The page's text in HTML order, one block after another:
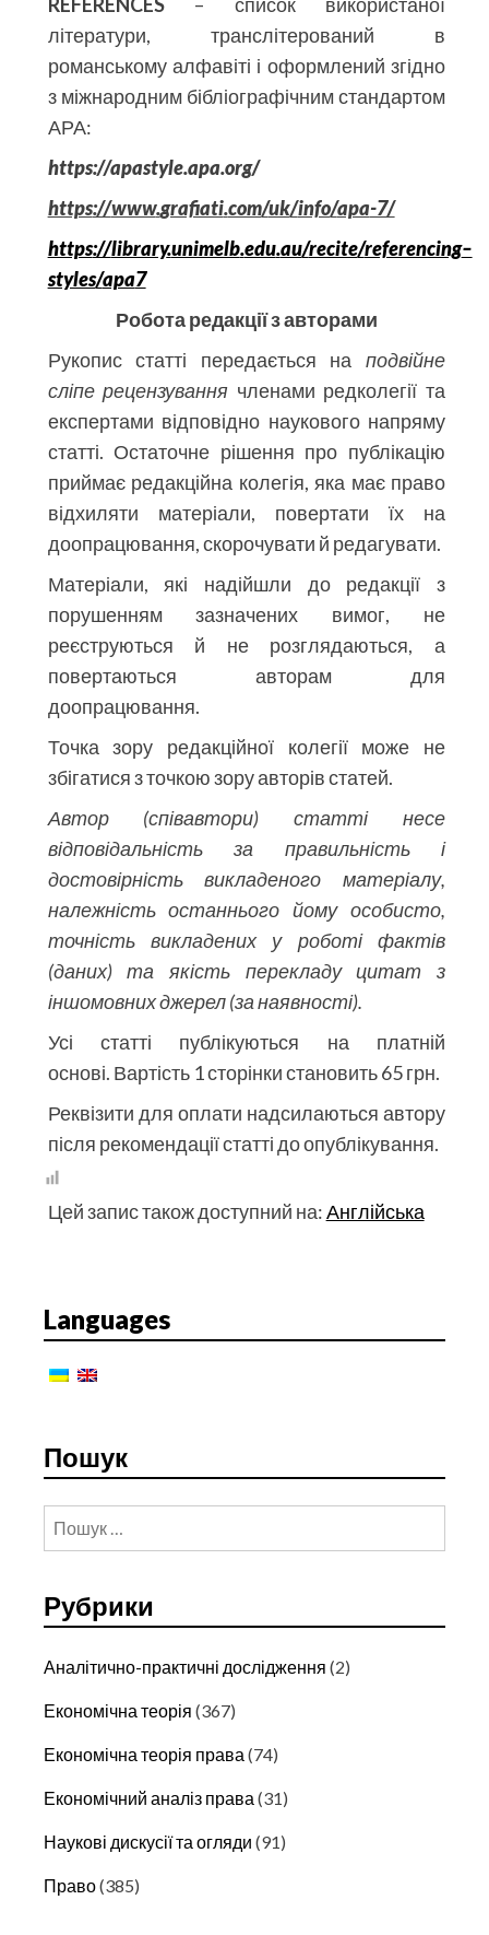
літератури, транслітерований в
романському алфавіті і оформлений згідно
з міжнародним бібліографічним стандартом
АРА:
https://apastyle.apa.org/
https://www.grafiati.com/uk/info/apa-7/
https://library.unimelb.edu.au/recite/referencing–
styles/apa7
Робота редакції з авторами
Рукопис статті передається на подвійне
сліпе рецензування членами редколегії та
експертами відповідно наукового напряму
статті. Остаточне рішення про публікацію
приймає редакційна колегія, яка має право
відхиляти матеріали, повертати їх на
доопрацювання, скорочувати й редагувати.
Матеріали, які надійшли до редакції з
порушенням зазначених вимог, не
реєструються й не розглядаються, а
повертаються авторам для
доопрацювання.
Точка зору редакційної колегії може не
збігатися з точкою зору авторів статей.
Автор (співавтори) статті несе
відповідальність за правильність і
достовірність викладеного матеріалу,
належність останнього йому особисто,
точність викладених у роботі фактів
(даних) та якість перекладу цитат з
іншомовних джерел (за наявності).
Усі статті публікуються на платній
основі. Вартість 1 сторінки становить 65 грн.
Реквізити для оплати надсилаються автору
після рекомендації статті до опублікування.
Цей запис також доступний на:Англійська
Languages
Пошук
Пошук:
Рубрики
Аналітично-практичні дослідження (2)
Економічна теорія (367)
Економічна теорія права (74)
Економічний аналіз права (31)
Наукові дискусії та огляди (91)
Право(385)